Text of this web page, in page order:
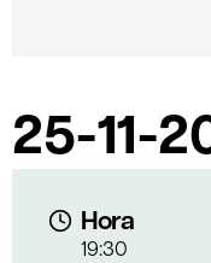
25-11-
Hora
19:30